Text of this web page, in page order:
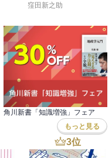
窪田新之助
角川新書「知識増強」フェア
もっと見る
3位